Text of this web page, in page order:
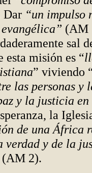
Dar “un impulso
(AM
sal
misión es “
” viviendo
las personas y
y la justicia
la
de una África
verdad y de la
(AM 2).